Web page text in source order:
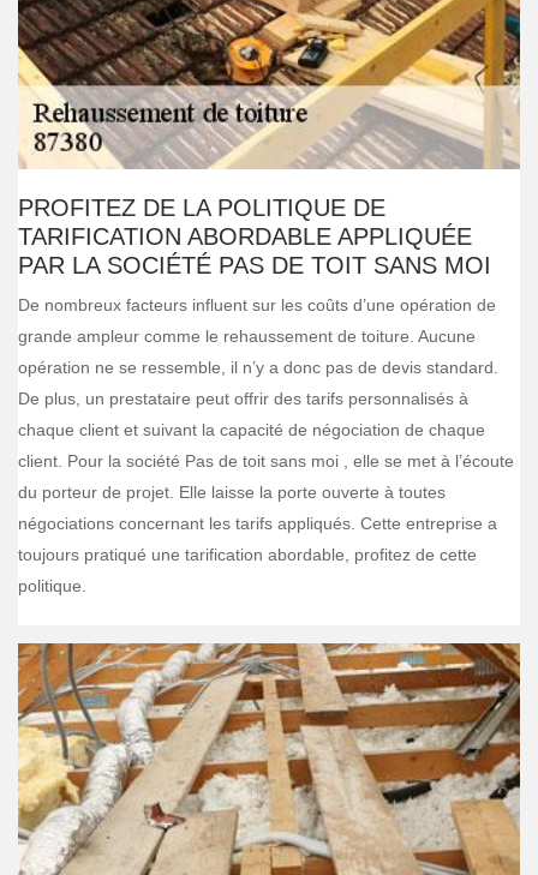
PROFITEZ DE LA POLITIQUE DE
TARIFICATION ABORDABLE APPLIQUÉE
PAR LA SOCIÉTÉ PAS DE TOIT SANS MOI
De nombreux facteurs influent sur les coûts d’une opération de
grande ampleur comme le rehaussement de toiture. Aucune
opération ne se ressemble, il n’y a donc pas de devis standard.
De plus, un prestataire peut offrir des tarifs personnalisés à
chaque client et suivant la capacité de négociation de chaque
client. Pour la société Pas de toit sans moi , elle se met à l’écoute
du porteur de projet. Elle laisse la porte ouverte à toutes
négociations concernant les tarifs appliqués. Cette entreprise a
toujours pratiqué une tarification abordable, profitez de cette
politique.